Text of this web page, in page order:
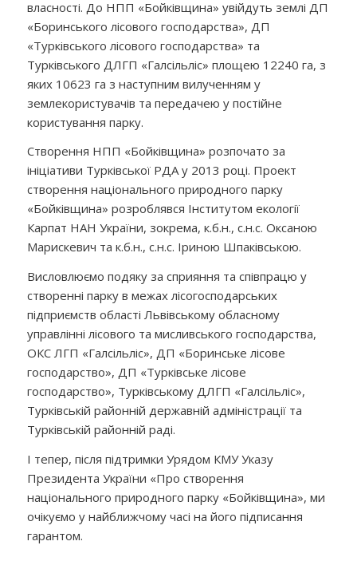
власності. До НПП «Бойківщина» увійдуть землі ДП
«Боринського лісового господарства», ДП
«Турківського лісового господарства» та
Турківського ДЛГП «Галсільліс» площею 12240 га, з
яких 10623 га з наступним вилученням у
землекористувачів та передачею у постійне
користування парку.
Створення НПП «Бойківщина» розпочато за
ініціативи Турківської РДА у 2013 році. Проект
створення національного природного парку
«Бойківщина» розроблявся Інститутом екології
Карпат НАН України, зокрема, к.б.н., с.н.с. Оксаною
Марискевич та к.б.н., с.н.с. Іриною Шпаківською.
Висловлюємо подяку за сприяння та співпрацю у
створенні парку в межах лісогосподарських
підприємств області Львівському обласному
управлінні лісового та мисливського господарства,
ОКС ЛГП «Галсільліс», ДП «Боринське лісове
господарство», ДП «Турківське лісове
господарство», Турківському ДЛГП «Галсільліс»,
Турківській районній державній адміністрації та
Турківській районній раді.
І тепер, після підтримки Урядом КМУ Указу
Президента України «Про створення
національного природного парку «Бойківщина», ми
очікуємо у найближчому часі на його підписання
гарантом.